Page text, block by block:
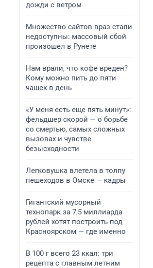
дожди с ветром
Множество сайтов враз стали
недоступны: массовый сбой
произошел в Рунете
Нам врали, что кофе вреден?
Кому можно пить до пяти
чашек в день
«У меня есть еще пять минут»:
фельдшер скорой — о борьбе
со смертью, самых сложных
вызовах и чувстве
безысходности
Легковушка влетела в толпу
пешеходов в Омске — кадры
Гигантский мусорный
технопарк за 7,5 миллиарда
рублей хотят построить под
Красноярском — где именно
В 100 г всего 23 ккал: три
рецепта с главным летним